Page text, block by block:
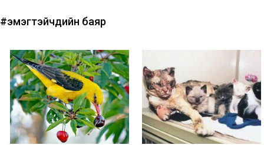
#эмэгтэйчүүдийн баяр